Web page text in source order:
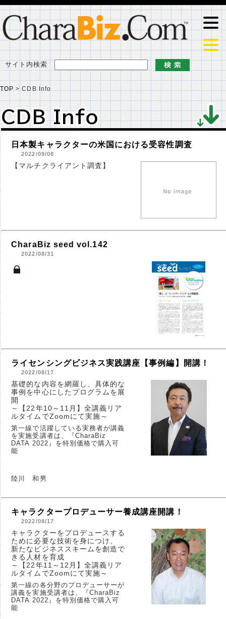
サイト内検索
TOP >CDB Info
CDB Info
CDB Info
日本製キャラクターの米国における受容性調査
2022/09/08
【マルチクライアント調査】
CharaBiz seed vol.142
2022/08/31
ライセンシングビジネス実践講座【事例編】開講！
2022/08/17
基礎的な内容を網羅し、具体的な
事例を中心にしたプログラムを展
開
～【22年10～11月】全講義リア
ルタイムでZoomにて実施～
第一線で活躍している実務者が講義
を実施受講者は、『CharaBiz
DATA 2022』を特別価格で購入可
能
陸川 和男
キャラクタープロデューサー養成講座開講！
2022/08/17
キャラクターをプロデュースする
ために必要な技術を身につけ、
新たなビジネススキームを創造で
きる人材を育成
～【22年11～12月】全講義リア
ルタイムでZoomにて実施～
第一線の各分野のプロデューサーが
講義を実施受講者は、『CharaBiz
DATA 2022』を特別価格で購入可
能